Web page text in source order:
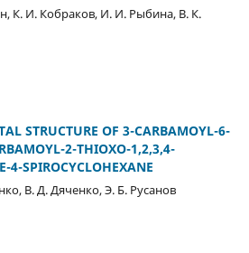
К. И. Кобраков, И. И. Рыбина, В. К.
STRUCTURE OF 3-CARBAMOYL-6-
2-THIOXO-1,2,3,4-
4-SPIROCYCLOHEXANE
В. Д. Дяченко, Э. Б. Русанов